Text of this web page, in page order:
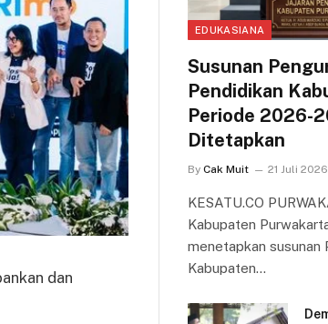
dan
EDUKASIANA
Susunan
Pendidikan
Periode 2026-
Ditetapkan
By Cak Muit 21 Juli 2026
KESATU.CO
Kabupaten
menetapkan susunan
Kabupaten…